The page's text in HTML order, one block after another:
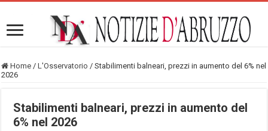
Home / L'Osservatorio / Stabilimenti balneari, prezzi in aumento del 6% nel
2026
Stabilimenti balneari, prezzi in aumento del
6% nel 2026